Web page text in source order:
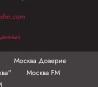
Москва Доверие
Москва FM